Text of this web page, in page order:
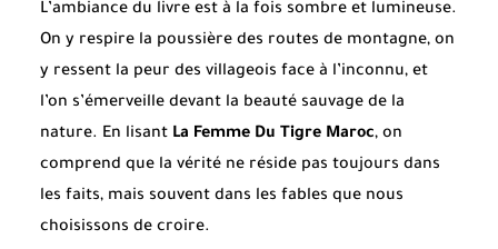
L’ambiance du livre est à la fois sombre et lumineuse.
On y respire la poussière des routes de montagne, on
y ressent la peur des villageois face à l’inconnu, et
l’on s’émerveille devant la beauté sauvage de la
nature. En lisant La Femme Du Tigre Maroc, on
comprend que la vérité ne réside pas toujours dans
les faits, mais souvent dans les fables que nous
choisissons de croire.